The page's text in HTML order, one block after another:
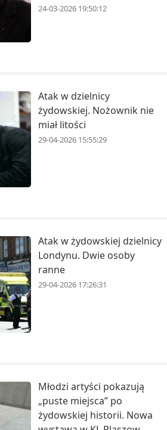
24-03-2026 19:50:12
Atak w dzielnicy
żydowskiej. Nożownik nie
miał litości
29-04-2026 15:55:29
Atak w żydowskiej dzielnicy
Londynu. Dwie osoby
ranne
29-04-2026 17:26:31
Młodzi artyści pokazują
„puste miejsca” po
żydowskiej historii. Nowa